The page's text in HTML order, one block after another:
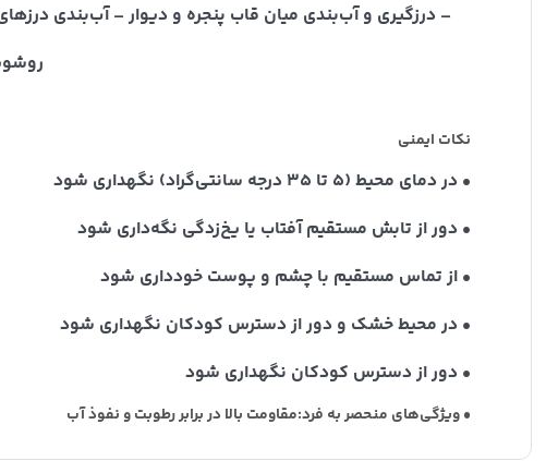
– درزگیری و آب‌بندی میان قاب پنجره و دیوار – آب‌بندی
نکات ایمنی
• در دمای محیط (۵ تا ۳۵ درجه سانتی‌گراد) نگهداری شود
• دور از تابش مستقیم آفتاب یا یخ‌زدگی نگه‌داری شود
• از تماس مستقیم با چشم و پوست خودداری شود
• در محیط خشک و دور از دسترس کودکان نگهداری شود
• دور از دسترس کودکان نگهداری شود
• ویژگی‌های منحصر به فرد:مقاومت بالا در برابر رطوبت و نفوذ آب